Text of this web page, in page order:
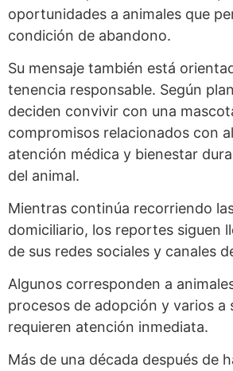
oportunidades a animales que
condición de abandono.
Su mensaje también está
tenencia responsable. Según
deciden convivir con una
compromisos relacionados con
atención médica y bienestar
del animal.
Mientras continúa recorriendo
domiciliario, los reportes siguen
de sus redes sociales y canales
Algunos corresponden a
procesos de adopción y varios a
requieren atención inmediata.
Más de una década después de